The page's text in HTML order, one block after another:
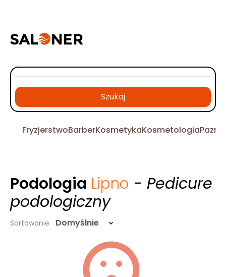
Szukaj
FryzjerstwoBarberKosmetykaKosmetologia
Podologia Lipno - Pedicure
podologiczny
Sortowanie Domyślnie